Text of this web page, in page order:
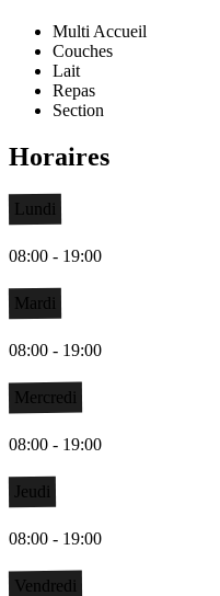
Multi Accueil
Couches
Lait
Repas
Section
Horaires
Lundi
08:00 - 19:00
Mardi
08:00 - 19:00
Mercredi
08:00 - 19:00
Jeudi
08:00 - 19:00
Vendredi